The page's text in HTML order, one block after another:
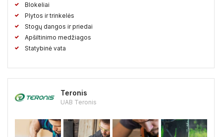
Blokeliai
Plytos ir trinkelės
Stogų dangos ir priedai
Apšiltinimo medžiagos
Statybinė vata
Teronis
UAB Teronis